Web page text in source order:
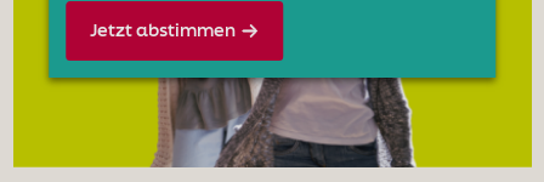
Jetzt abstimmen